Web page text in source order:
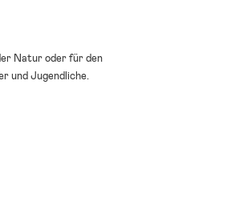
Natur oder für den
und Jugendliche.